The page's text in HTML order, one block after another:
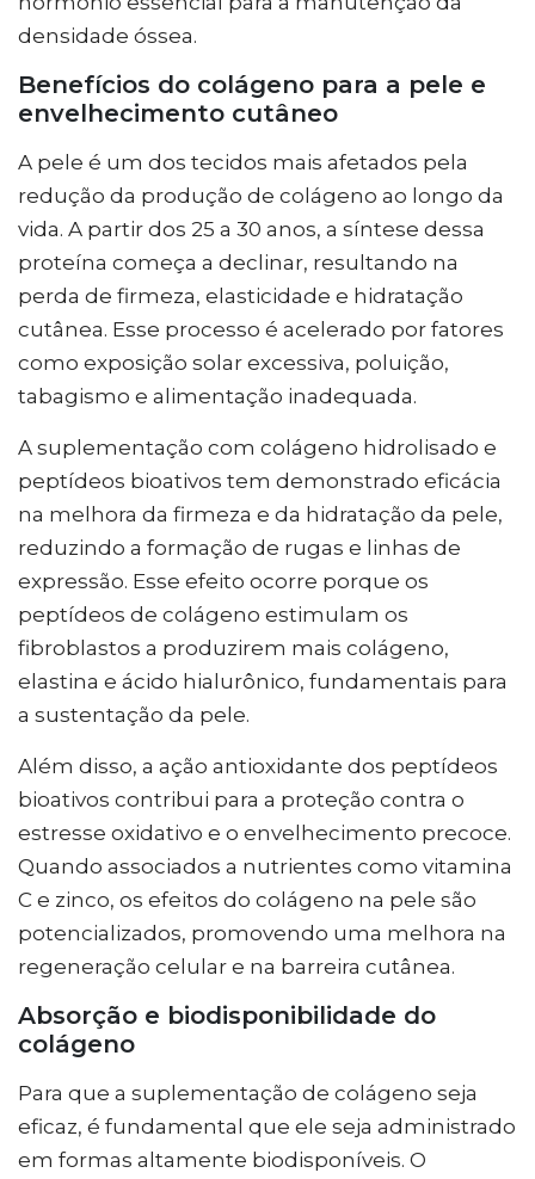
densidade óssea.
Benefícios do colágeno para a pele e
envelhecimento cutâneo
A pele é um dos tecidos mais afetados pela
redução da produção de colágeno ao longo da
vida. A partir dos 25 a 30 anos, a síntese dessa
proteína começa a declinar, resultando na
perda de firmeza, elasticidade e hidratação
cutânea. Esse processo é acelerado por fatores
como exposição solar excessiva, poluição,
tabagismo e alimentação inadequada.
A suplementação com colágeno hidrolisado e
peptídeos bioativos tem demonstrado eficácia
na melhora da firmeza e da hidratação da pele,
reduzindo a formação de rugas e linhas de
expressão. Esse efeito ocorre porque os
peptídeos de colágeno estimulam os
fibroblastos a produzirem mais colágeno,
elastina e ácido hialurônico, fundamentais para
a sustentação da pele.
Além disso, a ação antioxidante dos peptídeos
bioativos contribui para a proteção contra o
estresse oxidativo e o envelhecimento precoce.
Quando associados a nutrientes como vitamina
C e zinco, os efeitos do colágeno na pele são
potencializados, promovendo uma melhora na
regeneração celular e na barreira cutânea.
Absorção e biodisponibilidade do
colágeno
Para que a suplementação de colágeno seja
eficaz, é fundamental que ele seja administrado
em formas altamente biodisponíveis. O